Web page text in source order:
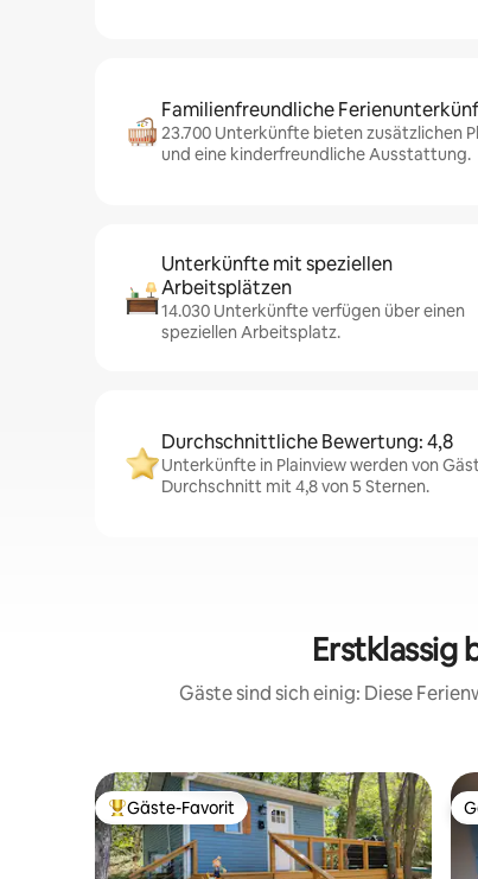
Familienfreundliche
23.700 Unterkünfte bieten zusätzlichen
und eine kinderfreundliche Ausstattung.
Unterkünfte mit speziellen
Arbeitsplätzen
14.030 Unterkünfte verfügen über einen
speziellen Arbeitsplatz.
Durchschnittliche Bewertung: 4,8
Unterkünfte in Plainview werden von
Durchschnitt mit 4,8 von 5 Sternen.
Erstklassig
Gäste sind sich einig: Diese
Beliebter Gäste-Favorit.
Gäste-Favorit